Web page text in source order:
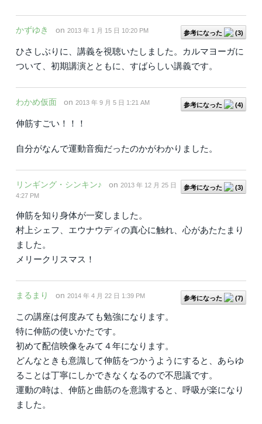
参考になった (3)
かずゆき on 2013 年 1 月 15 日 10:20 PM
ひさしぶりに、講義を視聴いたしました。カルマヨーガに
ついて、初期講演とともに、すばらしい講義です。
参考になった (4)
わかめ仮面 on 2013 年 9 月 5 日 1:21 AM
伸筋すごい！！！
自分がなんで運動音痴だったのかがわかりました。
参考になった (3)
リンギング・シンキン♪ on 2013 年 12 月 25 日
4:27 PM
伸筋を知り身体が一変しました。
村上シェフ、エウナウディの真心に触れ、心があたたまり
ました。
メリークリスマス！
参考になった (7)
まるまり on 2014 年 4 月 22 日 1:39 PM
この講座は何度みても勉強になります。
特に伸筋の使いかたです。
初めて配信映像をみて４年になります。
どんなときも意識して伸筋をつかうようにすると、あらゆ
ることは丁寧にしかできなくなるので不思議です。
運動の時は、伸筋と曲筋のを意識すると、呼吸が楽になり
ました。